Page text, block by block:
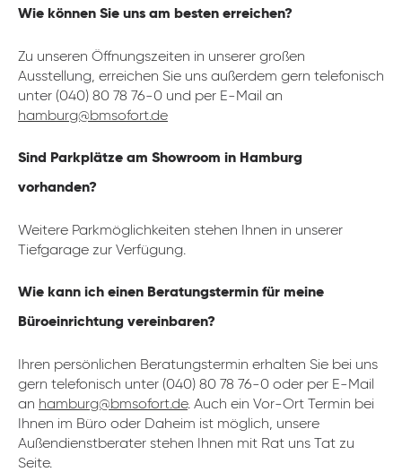
Wie können Sie uns am besten erreichen?
Zu unseren Öffnungszeiten in unserer großen
Ausstellung, erreichen Sie uns außerdem gern telefonisch
unter (040) 80 78 76-0 und per E-Mail an
hamburg@bmsofort.de
Sind Parkplätze am Showroom in Hamburg
vorhanden?
Weitere Parkmöglichkeiten stehen Ihnen in unserer
Tiefgarage zur Verfügung.
Wie kann ich einen Beratungstermin für meine
Büroeinrichtung vereinbaren?
Ihren persönlichen Beratungstermin erhalten Sie bei uns
gern telefonisch unter (040) 80 78 76-0 oder per E-Mail
an hamburg@bmsofort.de. Auch ein Vor-Ort Termin bei
Ihnen im Büro oder Daheim ist möglich, unsere
Außendienstberater stehen Ihnen mit Rat uns Tat zu
Seite.